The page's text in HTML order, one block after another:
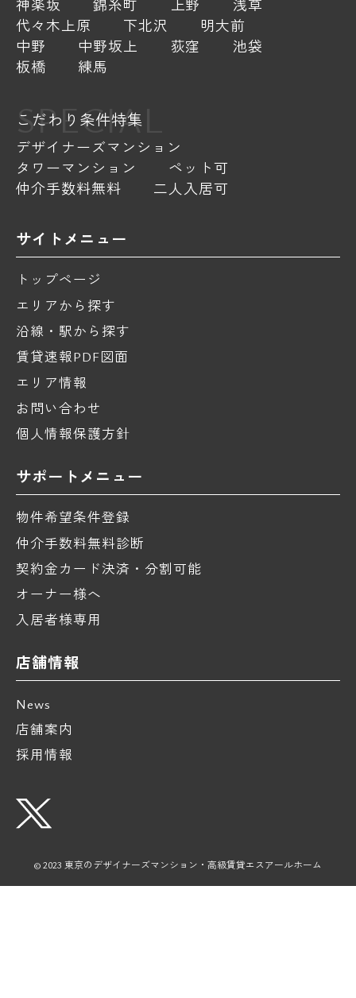
神楽坂
錦糸町 上野
浅草
代々木上原
下北沢
明大前
中野
中野坂上 荻窪
池袋
板橋
練馬
SPECIAL
こだわり条件特集
デザイナーズマンション
タワーマンション
ペット可
仲介手数料無料
二人入居可
サイトメニュー
トップページ
エリアから探す
沿線・駅から探す
賃貸速報PDF図面
エリア情報
お問い合わせ
個人情報保護方針
サポートメニュー
物件希望条件登録
仲介手数料無料診断
契約金カード決済・分割可能
オーナー様へ
入居者様専用
店舗情報
News
店舗案内
採用情報
© 2023 東京のデザイナーズマンション・高級賃貸エスアールホーム